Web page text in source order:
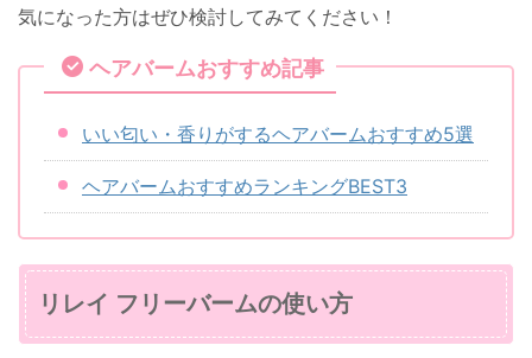
気になった方はぜひ検討してみてください！
ヘアバームおすすめ記事
いい匂い・香りがするヘアバームおすすめ5選
ヘアバームおすすめランキングBEST3
リレイ フリーバームの使い方